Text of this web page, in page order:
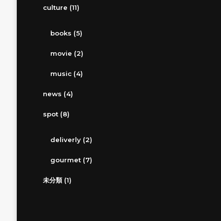
culture (11)
books (5)
movie (2)
music(4)
news (4)
spot(8)
deliverly(2)
gourmet(7)
未分類(1)